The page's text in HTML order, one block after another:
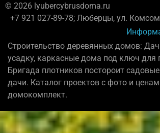
© 2026 lyubercybrusdoma.ru
+7 921 027-89-78; Люберцы, ул.
Строительство деревянных домов:
усадку, каркасные дома под ключ для
Бригада плотников постороит
дачи. Каталог проектов с фото и
домокомплект.